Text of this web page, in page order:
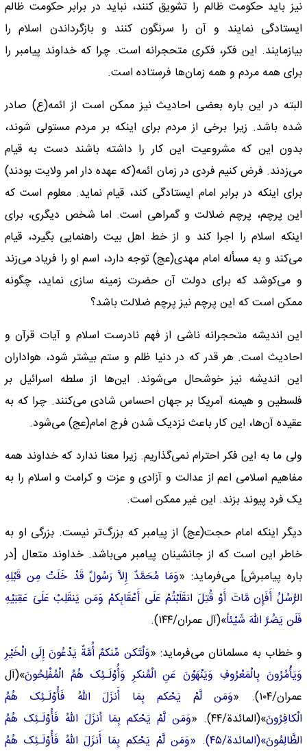
نیز باید حکومت ظالم را تشویق کنند، نباید در برابر حکومت ظالم
ایستادگی نمایند و آن را سرنگون کنند و بازگرداندن اسلام را
بیازمایند. این فکر، فکری متحجرانه است. چرا که خداوند پیامبر را
برای همه مردم و همه زمان‌ها فرستاده است.
البته در این باره بعضی احادیث نیز ممکن است از ائمه(ع) صادر
شده باشد. زیرا برخی از مردم برای اینکه بر مردم مستولی شوند،
بدون این که مشروعیت این کار را داشته باشند دست به قیام
می‌زدند. فرض کنیم فردی در زمان ائمه(که عهده دار امر ولایت بودند)
برای اینکه در برابر امام ایستادگی کند، قیام نماید. معلوم است که
این پرچم، پرچم ضلالت و گمراهی است. اما شخص دیگری، برای
اینکه اسلام را اجرا کند و از خط اهل بیت راهنمایی بگیرد، قیام
می‌کند و به مسأله امام مهدی(عج) توجه دارد، اسم او را فریاد می‌زند
و می‌کوشد که برای دولت آن حضرت زمینه سازی نماید، چگونه
ممکن است که این پرچم نیز پرچم ضلالت باشد؟
این اندیشه متحجرانه ناشی از فهم نادرست اسلام و آیات قرآن و
احادیث است. هر قدر که در دنیا ظلم و ستم بیشتر شود، هواداران
این اندیشه نیز خوشحال می‌شوند. این‌ها از سلطه اسرائیل بر
فلسطین و هیمنه آمریکا بر جهان احساس شادی می‌کنند. چرا که به
عقیده آن‌ها، این کار باعث نزدیک شدن فرج امام(عج) می‌شود.
ولی ما به این فکر احترام نمی‌گذاریم. زیرا معنا ندارد که خداوند همه
مفاهیم اسلامی اعم از عدالت و آزادی و عزت و کرامت و اسلام را به
یک فرد پیوند بزند. این غیر ممکن است.
دیگر اینکه امام حجت(عج) از پیامبر که بزرگ‌تر نیست. بزرگی او به
خاطر این است که از جانشینان پیامبر می‌باشد. خداوند متعال [در
باره پیامبرش] می‌فرماید: «وَمَا مُحَمَّدٌ إِلاَّ رَسُولٌ قَدْ خَلَتْ مِن قَبْلِهِ
الرُّسُلُ أَفَإِن مَّاتَ أَوْ قُتِلَ انقَلَبْتُمْ عَلَى أَعْقَابِکمْ وَمَن یَنقَلِبْ عَلَىَ عَقِبَیْهِ
فَلَن یَضُرَّ اللّهَ شَیْئاً»(آل عمران/۱۴۴).
و خطاب به مسلمانان می‌فرماید: «وَلْتَکن مِّنکمْ أُمَّةٌ یَدْعُونَ إِلَى الْخَیْرِ
وَیَأْمُرُونَ بِالْمَعْرُوفِ وَیَنْهَوْنَ عَنِ الْمُنکرِ وَأُوْلَـئِک هُمُ الْمُفْلِحُونَ»(آل
عمران/۱۰۴). «
وَمَن لَّمْ یَحْکم بِمَا أَنزَلَ اللّهُ فَأُوْلَـئِک هُمُ
الْکافِرُونَ»(المائدة/۴۴). «
وَمَن لَّمْ یَحْکم بِمَا أنزَلَ اللّهُ فَأُوْلَـئِک هُمُ
الظَّالِمُونَ»(المائدة/۴۵). «وَمَن لَّمْ یَحْکم بِمَا أَنزَلَ اللّهُ فَأُوْلَـئِک هُمُ